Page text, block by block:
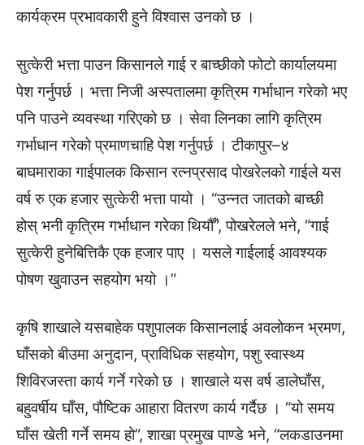
कार्यक्रम प्रभावकारी हुने विश्वास उनको छ ।
सुत्केरी भत्ता पाउन किसानले गाई र बाच्छीको फोटो कार्यालयमा
पेश गर्नुपर्छ । भत्ता निजी अस्पतालमा कृत्रिम गर्भाधान गरेको भए
पनि पाउने व्यवस्था गरिएको छ । सेवा लिनका लागि कृत्रिम
गर्भाधान गरेको प्रमाणचाहि पेश गर्नुपर्छ । टीकापुर–४
बाघमाराका गाईपालक किसान रत्नप्रसाद पोखरेलको गाईले यस
वर्ष रु एक हजार सुत्केरी भत्ता पायो । “उन्नत जातको बाच्छी
होस् भनी कृत्रिम गर्भाधान गरेका थियौँ”, पोखरेलले भने, “गाई
सुत्केरी हुनेबित्तिकै एक हजार पाए । यसले गाईलाई आवश्यक
पोषण खुवाउन सहयोग भयो ।”
कृषि शाखाले यसबाहेक पशुपालक किसानलाई अवलोकन भ्रमण,
घाँसको बीउमा अनुदान, प्राविधिक सहयोग, पशु स्वास्थ्य
शिविरजस्ता कार्य गर्ने गरेको छ । शाखाले यस वर्ष डालेघाँस,
बहुवर्षीय घाँस, पौष्टिक आहारा वितरण कार्य गर्दैछ । “यो समय
घाँस खेती गर्ने समय हो”, शाखा प्रमुख पाण्डे भने, “लकडाउनमा